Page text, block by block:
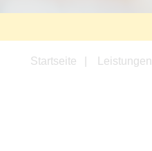
Startseite Leistungen